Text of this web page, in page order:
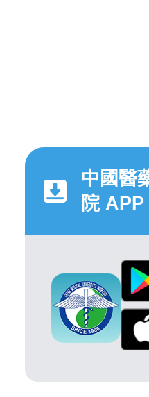
中國醫
院 APP